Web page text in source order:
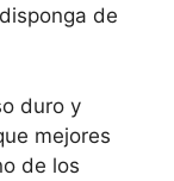
de
duro y
mejores
de los